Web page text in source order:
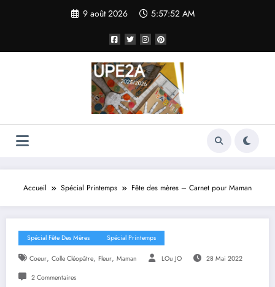
9 août 2026 5:57:53 AM
Accueil Spécial Printemps Fête des mères – Carnet pour Maman
Spécial Fête Des Mères Spécial Printemps
Coeur, Colle Cléopâtre, Fleur, Maman LOu JO 28 Mai 2022
2 Commentaires